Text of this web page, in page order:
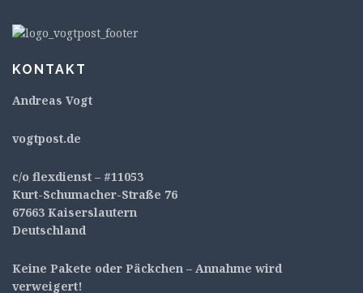
KONTAKT
Andreas Vogt
vogtpost.de
c/o flexdienst – #11053
Kurt-Schumacher-Straße 76
67663 Kaiserslautern
Deutschland
Keine Pakete oder Päckchen – Annahme wird
verweigert!